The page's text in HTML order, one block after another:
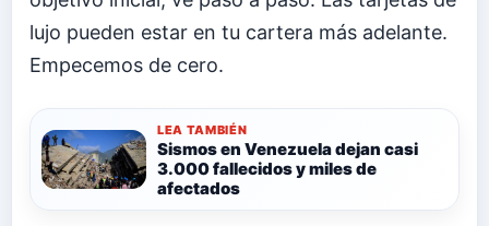
lujo pueden estar en tu cartera más adelante.
Empecemos de cero.
LEA TAMBIÉN
Sismos en Venezuela dejan casi
3.000 fallecidos y miles de
afectados